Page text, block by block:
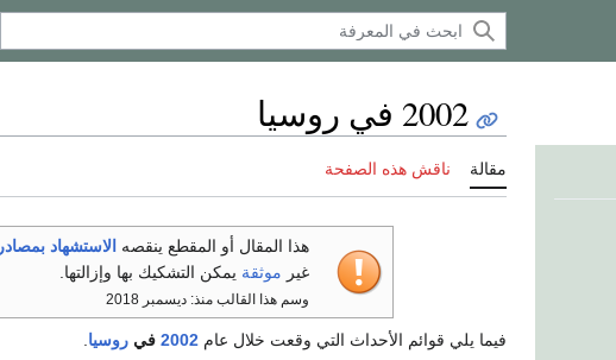
2002 في روسيا
مقالة ناقش هذه الصفحة
هذا المقال أو المقطع ينقصه الاستشهاد بمصادر
غير موثقة يمكن التشكيك بها وإزالتها.
وسم هذا القالب منذ: ديسمبر 2018
فيما يلي قوائم الأحداث التي وقعت خلال عام 2002 في روسيا